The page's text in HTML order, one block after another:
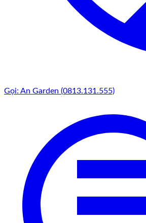
Gọi: An Garden (0813.131.555)